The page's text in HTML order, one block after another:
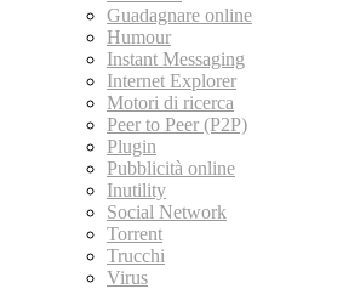
Guadagnare online
Humour
Instant Messaging
Internet Explorer
Motori di ricerca
Peer to Peer (P2P)
Plugin
Pubblicità online
Inutility
Social Network
Torrent
Trucchi
Virus